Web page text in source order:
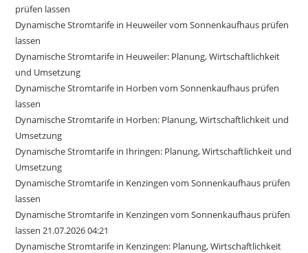
prüfen lassen
Dynamische Stromtarife in Heuweiler vom Sonnenkaufhaus prüfen
lassen
Dynamische Stromtarife in Heuweiler: Planung, Wirtschaftlichkeit
und Umsetzung
Dynamische Stromtarife in Horben vom Sonnenkaufhaus prüfen
lassen
Dynamische Stromtarife in Horben: Planung, Wirtschaftlichkeit und
Umsetzung
Dynamische Stromtarife in Ihringen: Planung, Wirtschaftlichkeit und
Umsetzung
Dynamische Stromtarife in Kenzingen vom Sonnenkaufhaus prüfen
lassen
Dynamische Stromtarife in Kenzingen vom Sonnenkaufhaus prüfen
lassen 21.07.2026 04:21
Dynamische Stromtarife in Kenzingen: Planung, Wirtschaftlichkeit